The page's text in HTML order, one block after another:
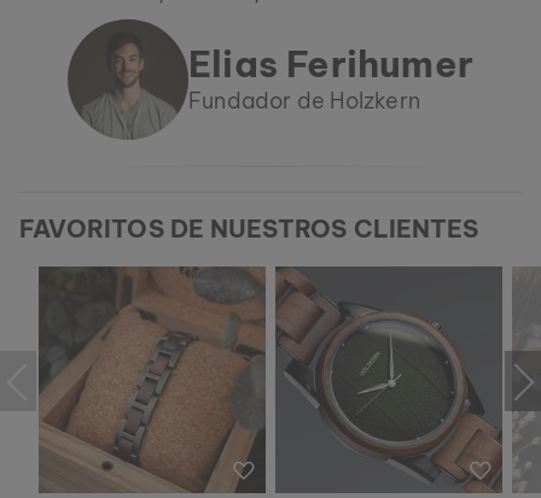
Elias Ferihumer
Fundador de Holzkern
FAVORITOS DE NUESTROS CLIENTES